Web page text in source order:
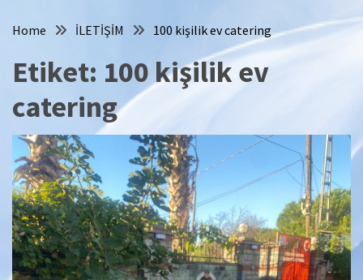
Home İLETİŞİM 100 kişilik ev catering
Etiket: 100 kişilik ev
catering